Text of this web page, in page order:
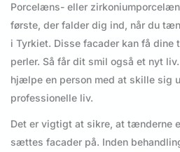
Porcelæns- eller
første, der falder dig ind, når du
i Tyrkiet. Disse facader kan få
perler. Så får dit smil også et nyt
hjælpe en person med at skille sig
professionelle liv.
Det er vigtigt at sikre, at tænderne
sættes facader på. Inden